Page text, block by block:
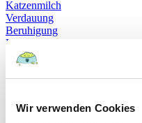
Wir verwenden Cookies
Katzenmilch
Verdauung
Beruhigung
Katzenverhalten
Schnurren
Selbstheilung
Gehorsam
Hundeführerschein